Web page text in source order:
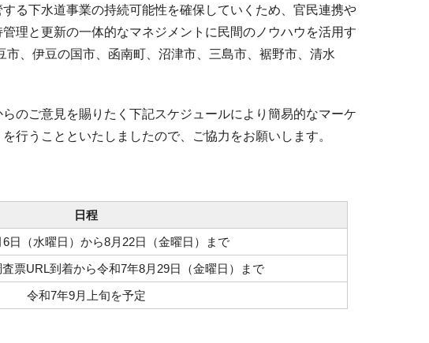
る下水道事業の持続可能性を確保していくため、官民連携や
理と更新の一体的なマネジメントに民間のノウハウを活用す
、伊豆の国市、函南町、沼津市、三島市、裾野市、清水
のご意見を賜りたく下記スケジュールにより簡易的なマーケ
行うことといたしましたので、ご協力をお願いします。
日程
日（水曜日）から8月22日（金曜日）まで
票URL到着から令和7年8月29日（金曜日）まで
令和7年9月上旬を予定